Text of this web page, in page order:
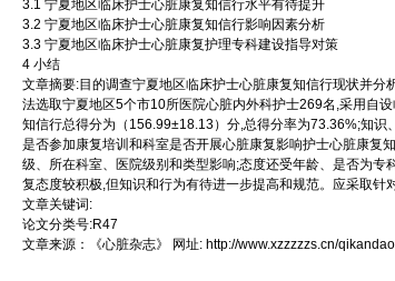
3.1 宁夏地区临床护士心脏康复知信行水平有待提升
3.2 宁夏地区临床护士心脏康复知信行影响因素分析
3.3 宁夏地区临床护士心脏康复护理专科建设指导对策
4 小结
文章摘要:目的调查宁夏地区临床护士心脏康复知信行现状并
法选取宁夏地区5个市10所医院心脏内外科护士269名,采用自
知信行总得分为（156.99±18.13）分,总得分率为73.36%;知
是否参加康复培训和科室是否开展心脏康复影响护士心脏康复
级、所在科室、医院级别和类型影响;态度还受年龄、是否为
复态度较积极,但知识和行为有待进一步提高和规范。应采取针
文章关键词:
论文分类号:R47
文章来源：
《心脏杂志》 网址: http://www.xzzzzzs.cn/